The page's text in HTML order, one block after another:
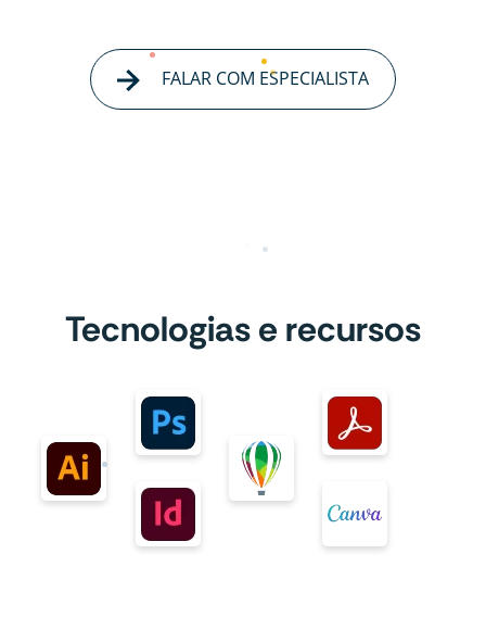
FALAR COM ESPECIALISTA
Tecnologias e recursos